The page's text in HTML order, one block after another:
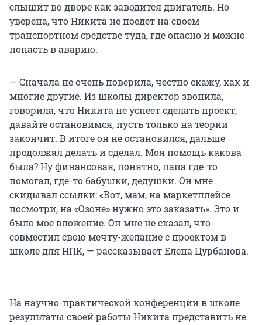
слышит во дворе как заводится двигатель. Но
уверена, что Никита не поедет на своем
транспортном средстве туда, где опасно и можно
попасть в аварию.
— Сначала не очень поверила, честно скажу, как и
многие другие. Из школы директор звонила,
говорила, что Никита не успеет сделать проект,
давайте остановимся, пусть только на теории
закончит. В итоге он не остановился, дальше
продолжал делать и сделал. Моя помощь какова
была? Ну финансовая, понятно, папа где-то
помогал, где-то бабушки, дедушки. Он мне
скидывал ссылки: «Вот, мам, на маркетплейсе
посмотри, на «Озоне» нужно это заказать». Это и
было мое вложение. Он мне не сказал, что
совместил свою мечту-желание с проектом в
школе для НПК, — рассказывает Елена Цурбанова.
На научно-практической конференции в школе
результаты своей работы Никита представить не